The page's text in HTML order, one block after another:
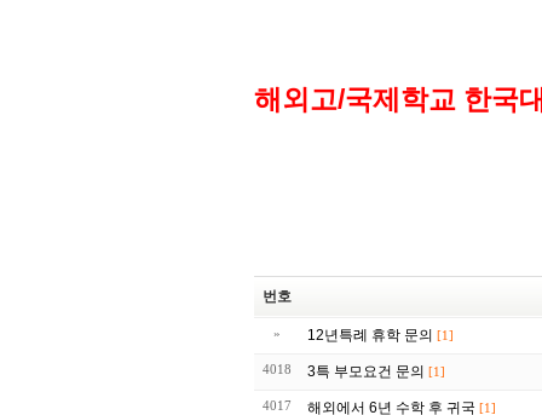
해외고/국제학교 한국
번호
» 12년특례 휴학 문의 [1]
4018 3특 부모요건 문의 [1]
4017 해외에서 6년 수학 후 귀국 [1]